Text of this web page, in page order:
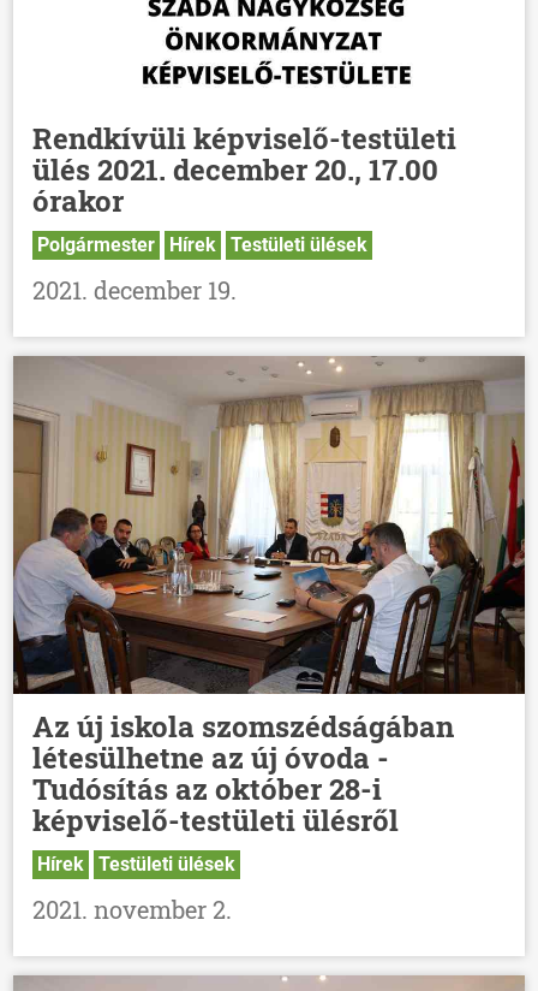
Rendkívüli képviselő-testületi
ülés 2021. december 20., 17.00
órakor
Polgármester Hírek Testületi ülések
2021. december 19.
Az új iskola szomszédságában
létesülhetne az új óvoda -
Tudósítás az október 28-i
képviselő-testületi ülésről
Hírek Testületi ülések
2021. november 2.